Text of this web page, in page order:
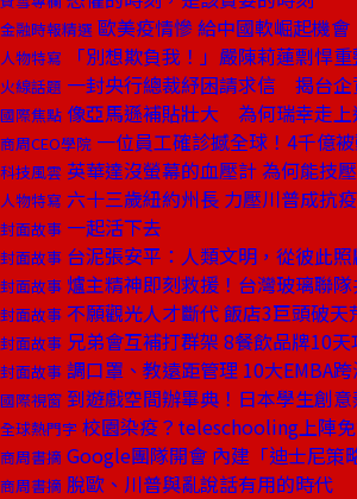
金融時報精選 歐美疫情慘 給中國軟崛起機會
人物特寫 「別想欺負我！」嚴陳莉蓮剽悍
火線話題 一封央行總裁紓困請求信 揭台企
國際焦點 像亞馬遜補貼壯大 為何瑞幸走上
商周CEO學院 一位員工確診撼全球！4千億
科技風雲 英華達沒螢幕的血壓計 為何能技
人物特寫 六十三歲紐約州長 力壓川普成抗
封面故事 一起活下去
封面故事 台泥張安平：人類文明，從彼此
封面故事 爐主精神即刻救援！台灣玻璃聯
封面故事 不願觀光人才斷代 飯店3巨頭破天
封面故事 兄弟會互補打群架 8餐飲品牌10
封面故事 調口罩、教遠距管理 10大EMBA
國際視窗 到遊戲空間辦畢典！日本學生創
全球熱門字 校園染疫？teleschooling上陣
商周書摘 Google團隊開會 內建「迪士尼策
商周書摘 脫歐、川普與亂說話有用的時代